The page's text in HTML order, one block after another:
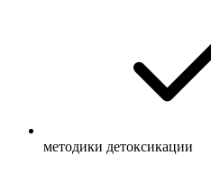
методики детоксикации